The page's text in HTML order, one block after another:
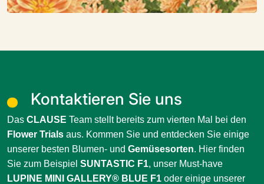
Kontaktieren Sie uns
Das CLAUSE Team stellt bereits zum vierten Mal bei den
Flower Trials aus. Kommen Sie und entdecken Sie einige
unserer besten Blumen- und Gemüsesorten. Hier finden
Sie zum Beispiel SUNTASTIC F1, unser Must-have
LUPINE MINI GALLERY® BLUE F1 oder einige unserer